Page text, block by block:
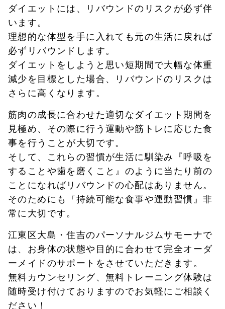
ダイエットには、リバウンドのリスクが必ず伴
います。
理想的な体型を手に入れても元の生活に戻れば
必ずリバウンドします。
ダイエットをしようと思い短期間で大幅な体重
減少を目標とした場合、リバウンドのリスクは
さらに高くなります。
筋肉の成長に合わせた適切なダイエット期間を
見極め、その際に行う運動や筋トレに応じた食
事を行うことが大切です。
そして、これらの習慣が生活に馴染み『呼吸を
することや歯を磨くこと』のように当たり前の
ことになればリバウンドの心配はありません。
そのためにも『持続可能な食事や運動習慣』非
常に大切です。
江東区大島・住吉のパーソナルジムサモーナで
は、お身体の状態や目的に合わせて完全オーダ
ーメイドのサポートをさせていただきます。
無料カウンセリング、無料トレーニング体験は
随時受け付けておりますのでお気軽にご相談く
ださい！